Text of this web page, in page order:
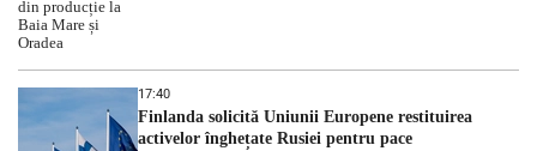
17:40
Finlanda solicită Uniunii Europene restituirea
activelor înghețate Rusiei pentru pace